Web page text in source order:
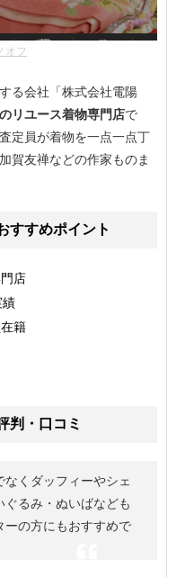
オフ
る会社「株式会社電陽
リユース着物専門店で
定員が着物を一点一点丁
賀友禅などの作家ものま
すすめポイント
店
績
籍
判・口コミ
くダッフィーやシェ
ぐるみ・ぬいばなども
ーの方にもおすすめで